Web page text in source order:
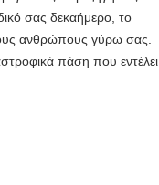
σας δεκαήμερο, το
ανθρώπους γύρω σας.
πάση που εντέλει